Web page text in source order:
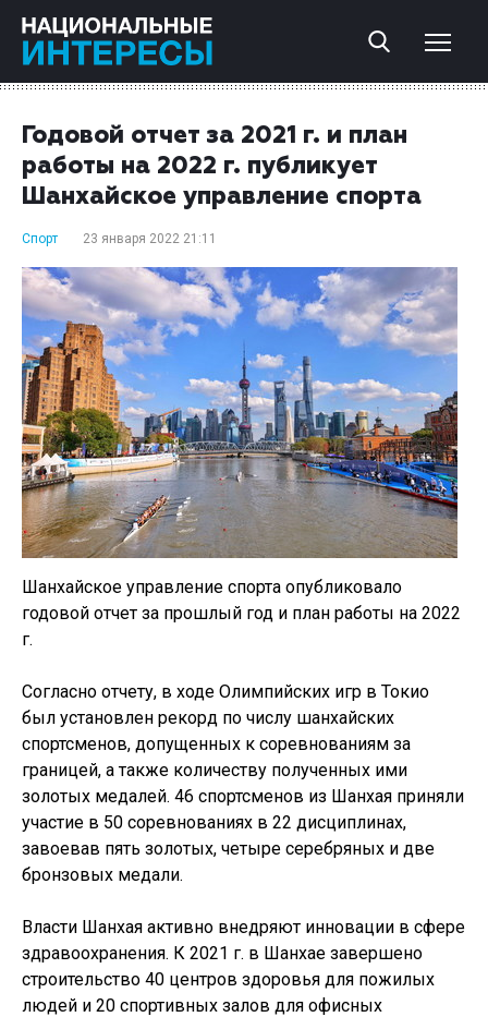
Годовой отчет за 2021 г. и план
работы на 2022 г. публикует
Шанхайское управление спорта
Спорт 23 января 2022 21:11
Шанхайское управление спорта опубликовало
годовой отчет за прошлый год и план работы на 2022
г.
Согласно отчету, в ходе Олимпийских игр в Токио
был установлен рекорд по числу шанхайских
спортсменов, допущенных к соревнованиям за
границей, а также количеству полученных ими
золотых медалей. 46 спортсменов из Шанхая приняли
участие в 50 соревнованиях в 22 дисциплинах,
завоевав пять золотых, четыре серебряных и две
бронзовых медали.
Власти Шанхая активно внедряют инновации в сфере
здравоохранения. К 2021 г. в Шанхае завершено
строительство 40 центров здоровья для пожилых
людей и 20 спортивных залов для офисных